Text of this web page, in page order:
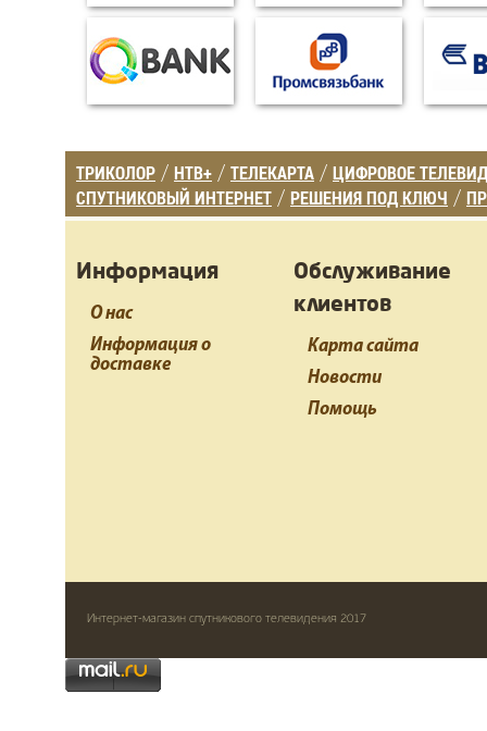
ТРИКОЛОР / НТВ+ / ТЕЛЕКАРТА / ЦИФРОВОЕ
СПУТНИКОВЫЙ ИНТЕРНЕТ / РЕШЕНИЯ ПОД КЛЮЧ /
Информация
О нас
Информация о
доставке
Обслуживание
клиентов
Карта сайта
Новости
Помощь
Интернет-магазин спутникового телевидения 2017